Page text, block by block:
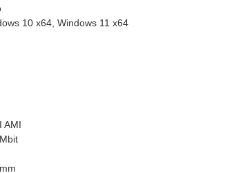
10 x64, Windows 11 x64
AMI